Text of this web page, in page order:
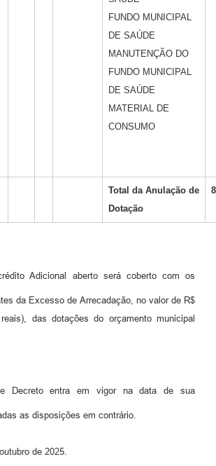
FUNDO MUNICIPAL
DE SAÚDE
MANUTENÇÃO DO
FUNDO MUNICIPAL
DE SAÚDE
MATERIAL DE
CONSUMO
Total da Anulação de
Dotação
Adicional aberto será coberto com os
da Excesso de Arrecadação, no valor de R$
das dotações do orçamento municipal
Decreto entra em vigor na data de sua
as disposições em contrário.
de 2025.